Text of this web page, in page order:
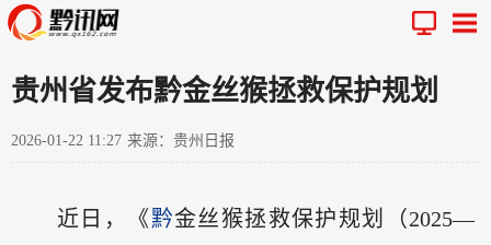
贵州省发布黔金丝猴拯救保护规划
2026-01-22 11:27 来源：贵州日报
近日，《黔金丝猴拯救保护规划（2025—